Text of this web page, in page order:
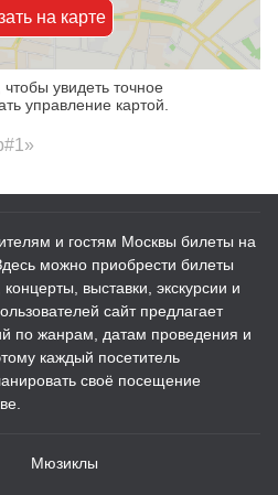
на карте
увидеть точное
управление картой.
и гостям Москвы билеты на
можно приобрести билеты
выставки, экскурсии и
сайт предлагает
по жанрам, датам проведения и
каждый посетитель
своё посещение
Мюзиклы